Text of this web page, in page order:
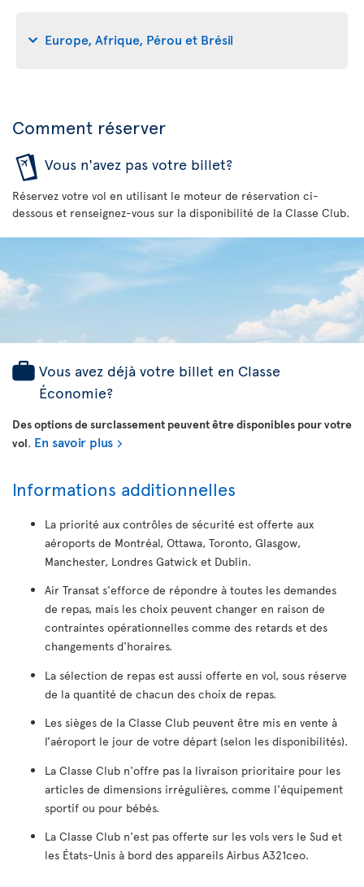
Europe, Afrique, Pérou et Brésil
Comment réserver
Vous n'avez pas votre billet?
Réservez votre vol en utilisant le moteur de réservation ci-
dessous et renseignez-vous sur la disponibilité de la Classe Club.
Vous avez déjà votre billet en Classe
Économie?
Des options de surclassement peuvent être disponibles pour votre
vol. En savoir plus
Informations additionnelles
La priorité aux contrôles de sécurité est offerte aux
aéroports de Montréal, Ottawa, Toronto, Glasgow,
Manchester, Londres Gatwick et Dublin.
Air Transat s'efforce de répondre à toutes les demandes
de repas, mais les choix peuvent changer en raison de
contraintes opérationnelles comme des retards et des
changements d'horaires.
La sélection de repas est aussi offerte en vol, sous réserve
de la quantité de chacun des choix de repas.
Les sièges de la Classe Club peuvent être mis en vente à
l’aéroport le jour de votre départ (selon les disponibilités).
La Classe Club n'offre pas la livraison prioritaire pour les
articles de dimensions irrégulières, comme l'équipement
sportif ou pour bébés.
La Classe Club n'est pas offerte sur les vols vers le Sud et
les États-Unis à bord des appareils Airbus A321ceo.